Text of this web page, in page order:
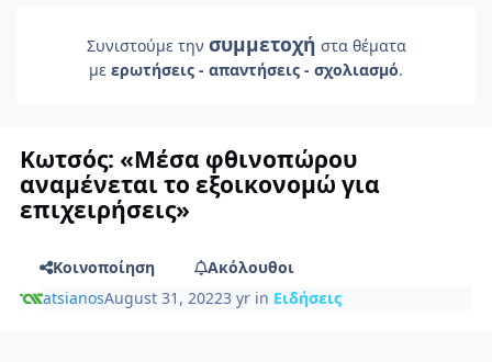
Συνιστούμε την συμμετοχή στα θέματα
με ερωτήσεις - απαντήσεις - σχολιασμό.
Κωτσός: «Μέσα φθινοπώρου
αναμένεται το εξοικονομώ για
επιχειρήσεις»
Κοινοποίηση
Ακόλουθοι
atsianosAugust 31, 20223 yr in Ειδήσεις